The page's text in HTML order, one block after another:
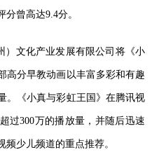
分曾高达9.4分。
文化产业发展有限公司将《小
高分早教动画以丰富多彩和有趣
。《小真与彩虹王国》在腾讯视
过300万的播放量，并随后迅速
少儿频道的重点推荐。